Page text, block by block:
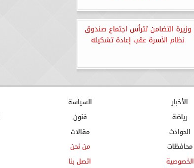
وزيرة التضامن تترأس اجتماع صندوق
نظام الأسرة عقب إعادة تشكيله
الأخبار السياسة
رياضة فنون
الحوادث مقالات
محافظات من نحن
الخصوصية
اتصل بنا